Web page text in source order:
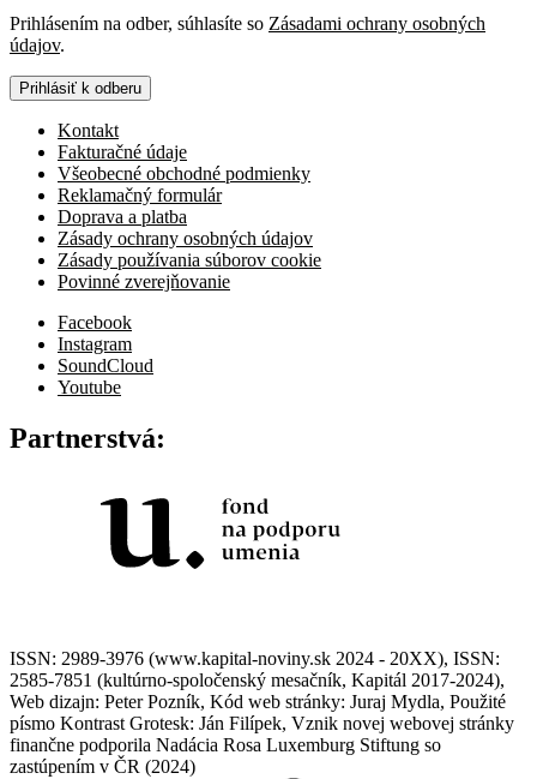
Prihlásením na odber, súhlasíte so Zásadami ochrany osobných
údajov.
Prihlásiť k odberu
Kontakt
Fakturačné údaje
Všeobecné obchodné podmienky
Reklamačný formulár
Doprava a platba
Zásady ochrany osobných údajov
Zásady používania súborov cookie
Povinné zverejňovanie
Facebook
Instagram
SoundCloud
Youtube
Partnerstvá:
ISSN: 2989-3976 (www.kapital-noviny.sk 2024 - 20XX), ISSN:
2585-7851 (kultúrno-spoločenský mesačník, Kapitál 2017-2024),
Web dizajn: Peter Pozník, Kód web stránky: Juraj Mydla, Použité
písmo Kontrast Grotesk: Ján Filípek, Vznik novej webovej stránky
finančne podporila Nadácia Rosa Luxemburg Stiftung so
zastúpením v ČR (2024)